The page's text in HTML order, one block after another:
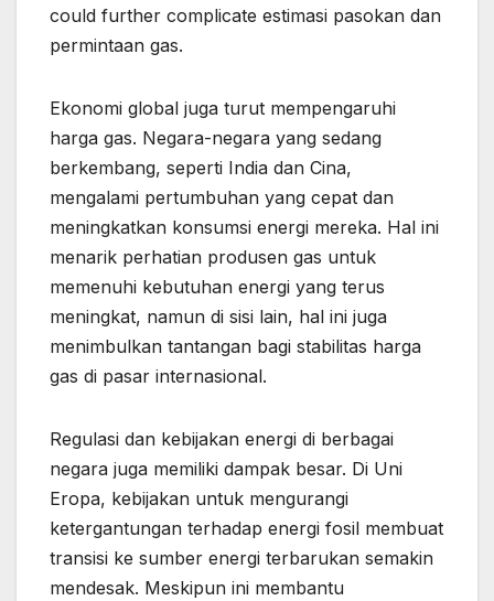
could further complicate estimasi pasokan dan
permintaan gas.
Ekonomi global juga turut mempengaruhi
harga gas. Negara-negara yang sedang
berkembang, seperti India dan Cina,
mengalami pertumbuhan yang cepat dan
meningkatkan konsumsi energi mereka. Hal ini
menarik perhatian produsen gas untuk
memenuhi kebutuhan energi yang terus
meningkat, namun di sisi lain, hal ini juga
menimbulkan tantangan bagi stabilitas harga
gas di pasar internasional.
Regulasi dan kebijakan energi di berbagai
negara juga memiliki dampak besar. Di Uni
Eropa, kebijakan untuk mengurangi
ketergantungan terhadap energi fosil membuat
transisi ke sumber energi terbarukan semakin
mendesak. Meskipun ini membantu